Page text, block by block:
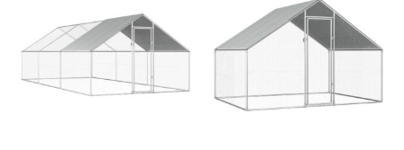
Aantal
pakketten in
Verwachte
4 + 1 dag